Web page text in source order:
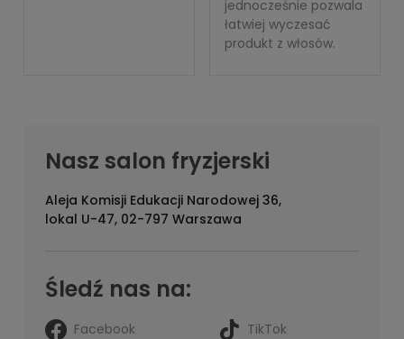
jednocześnie pozwala
łatwiej wyczesać
produkt z włosów.
Nasz salon fryzjerski
Aleja Komisji Edukacji Narodowej 36,
lokal U-47, 02-797 Warszawa
Śledź nas na:
Facebook
TikTok